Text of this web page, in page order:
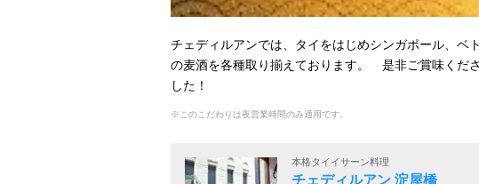
チェディルアンでは、タイをはじめシンガポール、ベ
の麦酒を各種取り揃えております。 是非ご賞味くだ
した！
※このこだわりは夜営業時間のみ適用です。
本格タイイサーン料理
チェディルアン 淀屋橋